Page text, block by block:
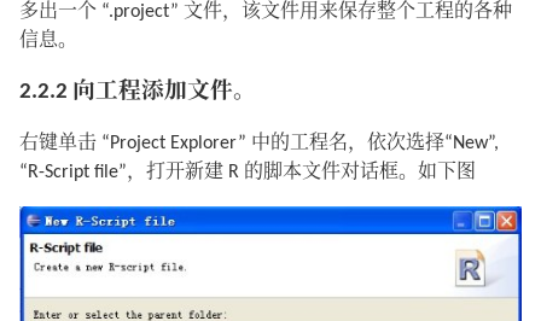
多出一个 “.project” 文件，该文件用来保存整个工程的各种
信息。
2.2.2 向工程添加文件。
右键单击 “Project Explorer” 中的工程名，依次选择“New”,
“R-Script file”，打开新建 R 的脚本文件对话框。如下图